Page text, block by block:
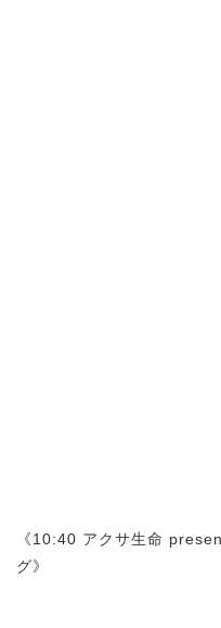
《10:40 アクサ生命
グ》